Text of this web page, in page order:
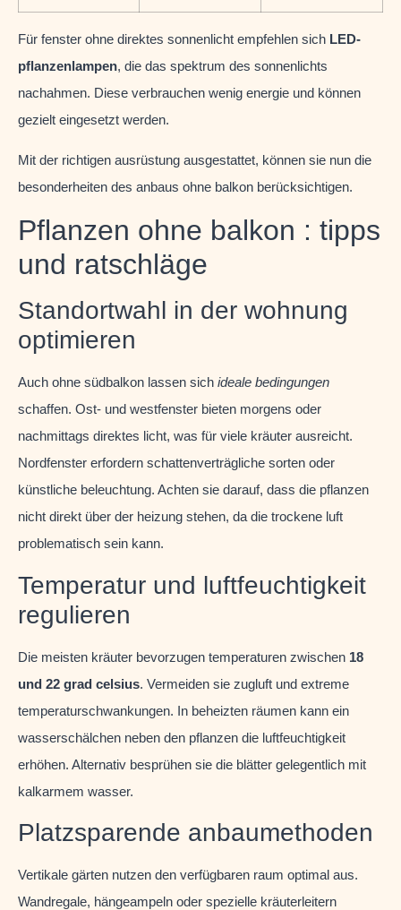
Für fenster ohne direktes sonnenlicht empfehlen sich LED-
pflanzenlampen, die das spektrum des sonnenlichts
nachahmen. Diese verbrauchen wenig energie und können
gezielt eingesetzt werden.
Mit der richtigen ausrüstung ausgestattet, können sie nun die
besonderheiten des anbaus ohne balkon berücksichtigen.
Pflanzen ohne balkon : tipps
und ratschläge
Standortwahl in der wohnung
optimieren
Auch ohne südbalkon lassen sich ideale bedingungen
schaffen. Ost- und westfenster bieten morgens oder
nachmittags direktes licht, was für viele kräuter ausreicht.
Nordfenster erfordern schattenverträgliche sorten oder
künstliche beleuchtung. Achten sie darauf, dass die pflanzen
nicht direkt über der heizung stehen, da die trockene luft
problematisch sein kann.
Temperatur und luftfeuchtigkeit
regulieren
Die meisten kräuter bevorzugen temperaturen zwischen 18
und 22 grad celsius. Vermeiden sie zugluft und extreme
temperaturschwankungen. In beheizten räumen kann ein
wasserschälchen neben den pflanzen die luftfeuchtigkeit
erhöhen. Alternativ besprühen sie die blätter gelegentlich mit
kalkarmem wasser.
Platzsparende anbaumethoden
Vertikale gärten nutzen den verfügbaren raum optimal aus.
Wandregale, hängeampeln oder spezielle kräuterleitern